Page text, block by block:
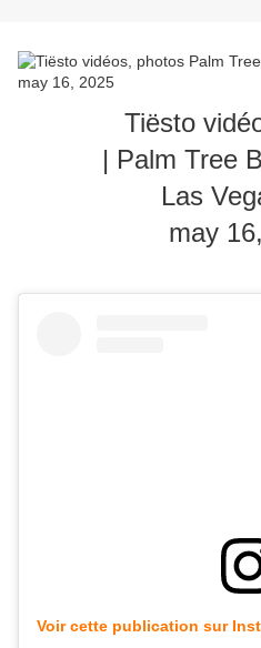
Tiësto
| Palm Tree
Las
may
Voir cette publication sur